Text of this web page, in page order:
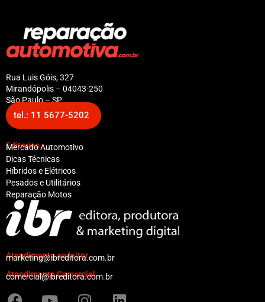
Rua Luis Góis, 327
Mirandópolis – 04043-250
São Paulo – SP
tel.: 11 5677-5202
Editorias
Mercado Automotivo
Dicas Técnicas
Híbridos e Elétricos
Pesados e Utilitários
Reparação Motos
Atendimento ao leitor
marketing@ibreditora.com.br
Atendimento Comercial
comercial@ibreditora.com.br
F
Y
I
L